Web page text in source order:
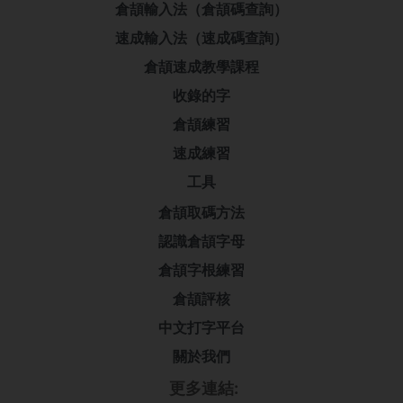
倉頡輸入法（倉頡碼查詢）
速成輸入法（速成碼查詢）
倉頡速成教學課程
收錄的字
倉頡練習
速成練習
工具
倉頡取碼方法
認識倉頡字母
倉頡字根練習
倉頡評核
中文打字平台
關於我們
更多連結: